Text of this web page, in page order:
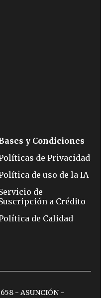
y Condiciones
de Privacidad
de uso de la IA
de
a Crédito
de Calidad
- ASUNCIÓN -